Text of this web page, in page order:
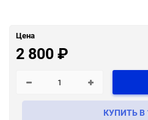
Цена
2 800₽
КУПИТЬ В